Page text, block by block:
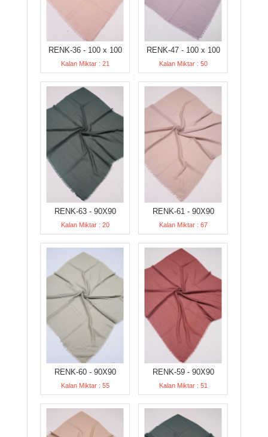
RENK-36 - 100 x 100
Kalan Miktar : 21
RENK-47 - 100 x 100
Kalan Miktar : 50
RENK-63 - 90X90
Kalan Miktar : 20
RENK-61 - 90X90
Kalan Miktar : 67
RENK-60 - 90X90
Kalan Miktar : 55
RENK-59 - 90X90
Kalan Miktar : 51